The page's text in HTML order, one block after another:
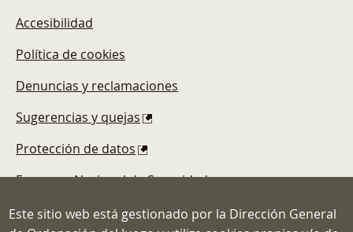
Accesibilidad
Política de cookies
Denuncias y reclamaciones
Sugerencias y quejas
Protección de datos
Esquema Nacional de Seguridad
Este sitio web está gestionado por la Dirección General